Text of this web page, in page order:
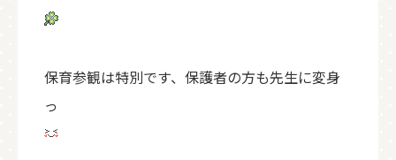
保育参観は特別です、保護者の方も先生に変身
っ